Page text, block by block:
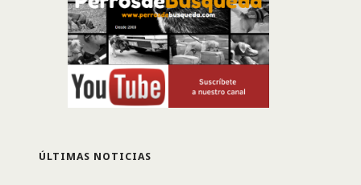
ÚLTIMAS NOTICIAS